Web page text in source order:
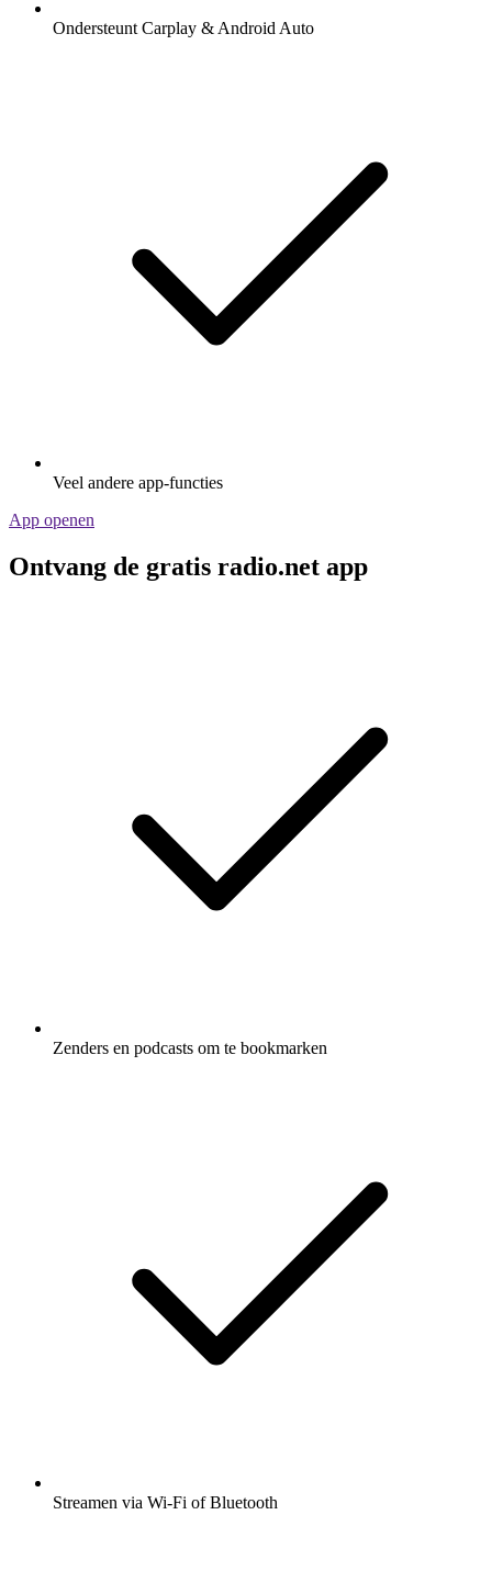
Ondersteunt Carplay & Android Auto
Veel andere app-functies
App openen
Ontvang de gratis radio.net app
Zenders en podcasts om te bookmarken
Streamen via Wi-Fi of Bluetooth